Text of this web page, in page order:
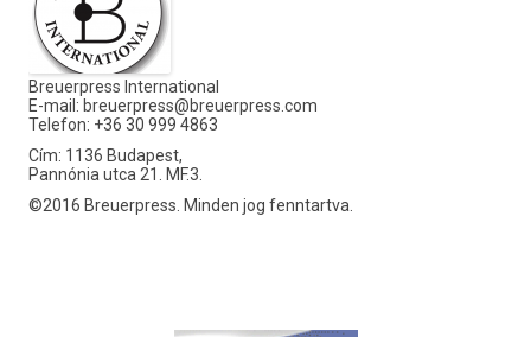
Breuerpress International
E-mail: breuerpress@breuerpress.com
Telefon: +36 30 999 4863
Cím: 1136 Budapest,
Pannónia utca 21. MF.3.
©2016 Breuerpress. Minden jog fenntartva.